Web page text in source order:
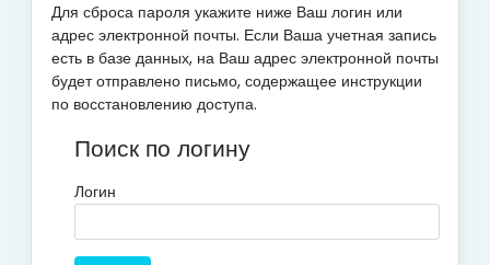
Для сброса пароля укажите ниже Ваш логин или
адрес электронной почты. Если Ваша учетная запись
есть в базе данных, на Ваш адрес электронной почты
будет отправлено письмо, содержащее инструкции
по восстановлению доступа.
Поиск по логину
Логин